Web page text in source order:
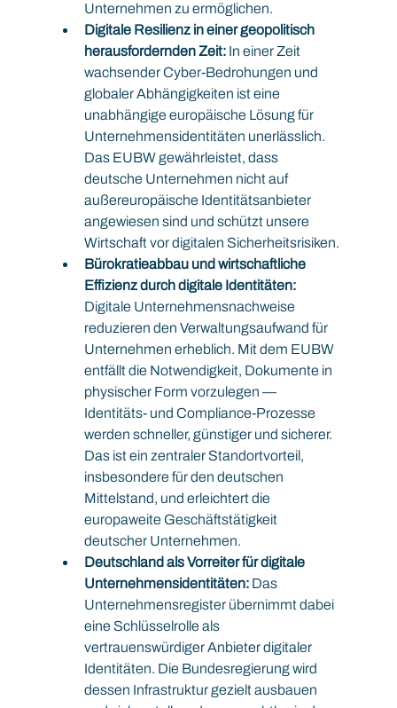
Unternehmen zu ermöglichen.
Digitale Resilienz in einer geopolitisch
herausfordernden Zeit: In einer Zeit
wachsender Cyber-Bedrohungen und
globaler Abhängigkeiten ist eine
unabhängige europäische Lösung für
Unternehmensidentitäten unerlässlich.
Das EUBW gewährleistet, dass
deutsche Unternehmen nicht auf
außereuropäische Identitätsanbieter
angewiesen sind und schützt unsere
Wirtschaft vor digitalen Sicherheitsrisiken.
Bürokratieabbau und wirtschaftliche
Effizienz durch digitale Identitäten:
Digitale Unternehmensnachweise
reduzieren den Verwaltungs­auf­wand für
Unternehmen erheblich. Mit dem EUBW
entfällt die Notwendigkeit, Dokumente in
physischer Form vorzulegen —
Identitäts- und Compliance-Prozesse
werden schneller, günstiger und sicherer.
Das ist ein zentraler Standortvorteil,
insbesondere für den deutschen
Mittelstand, und erleichtert die
europaweite Geschäftstätigkeit
deutscher Unternehmen.
Deutschland als Vorreiter für digitale
Unternehmensidentitäten: Das
Unternehmensregister übernimmt dabei
eine Schlüsselrolle als
vertrauenswürdiger Anbieter digitaler
Identitäten. Die Bundesregierung wird
dessen Infrastruktur gezielt ausbauen